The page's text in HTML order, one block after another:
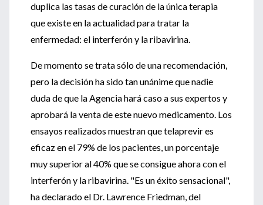
duplica las tasas de curación de la única terapia
que existe en la actualidad para tratar la
enfermedad: el interferón y la ribavirina.
De momento se trata sólo de una recomendación,
pero la decisión ha sido tan unánime que nadie
duda de que la Agencia hará caso a sus expertos y
aprobará la venta de este nuevo medicamento. Los
ensayos realizados muestran que telaprevir es
eficaz en el 79% de los pacientes, un porcentaje
muy superior al 40% que se consigue ahora con el
interferón y la ribavirina. "Es un éxito sensacional",
ha declarado el Dr. Lawrence Friedman, del